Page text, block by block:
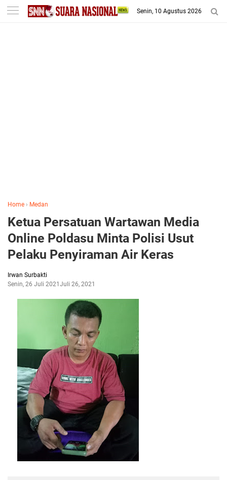
-->
Senin, 10 Agustus 2026
Home › Medan
Ketua Persatuan Wartawan Media
Online Poldasu Minta Polisi Usut
Pelaku Penyiraman Air Keras
Irwan Surbakti
Senin, 26 Juli 2021 Juli 26, 2021